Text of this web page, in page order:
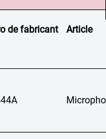
de fabricant Article